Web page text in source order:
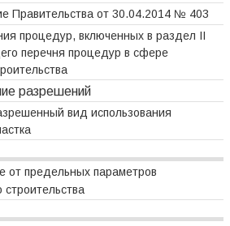
Правительства от 30.04.2014 № 403
процедур, включенных в раздел II
перечня процедур в сфере
разрешений
вид использования
от предельных параметров